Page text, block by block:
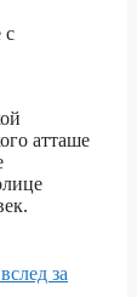
с
атташе
за